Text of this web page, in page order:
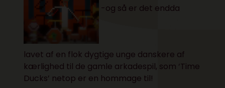
-og så er det endda
lavet af en flok dygtige unge danskere af
kærlighed til de gamle arkadespil, som ‘Time
Ducks’ netop er en hommage til!